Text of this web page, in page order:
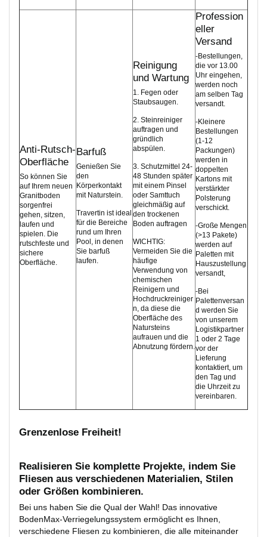
Anti-Rutsch-
Oberfläche
So können Sie
auf Ihrem neuen
Granitboden
sorgenfrei
gehen, sitzen,
laufen und
spielen. Die
rutschfeste und
sichere
Oberfläche.
Barfuß
Genießen Sie
den
Körperkontakt
mit Naturstein.
Travertin ist ideal
für die Bereiche
rund um Ihren
Pool, in denen
Sie barfuß
laufen.
Reinigung
und Wartung
1. Fegen oder
Staubsaugen.
2. Steinreiniger
auftragen und
gründlich
abspülen.
3. Schutzmittel 24-
48 Stunden später
mit einem Pinsel
oder Samttuch
gleichmäßig auf
den trockenen
Boden auftragen
WICHTIG:
Vermeiden Sie die
häufige
Verwendung von
chemischen
Reinigern und
Hochdruckreiniger
n, da diese die
Oberfläche des
Natursteins
aufrauen und die
Abnutzung fördern.
Profession
eller
Versand
-Bestellungen,
die vor 13.00
Uhr eingehen,
werden noch
am selben Tag
versandt.
-Kleinere
Bestellungen
(1-12
Packungen)
werden in
doppelten
Kartons mit
verstärkter
Polsterung
verschickt.
-Große Mengen
(>13 Pakete)
werden auf
Paletten mit
Hauszustellung
versandt,
-Bei
Palettenversan
d werden Sie
von unserem
Logistikpartner
1 oder 2 Tage
vor der
Lieferung
kontaktiert, um
den Tag und
die Uhrzeit zu
vereinbaren.
Grenzenlose Freiheit!
Realisieren Sie komplette Projekte, indem Sie
Fliesen aus verschiedenen Materialien, Stilen
oder Größen kombinieren.
Bei uns haben Sie die Qual der Wahl! Das innovative
BodenMax-Verriegelungssystem ermöglicht es Ihnen,
verschiedene Fliesen zu kombinieren, die alle miteinander